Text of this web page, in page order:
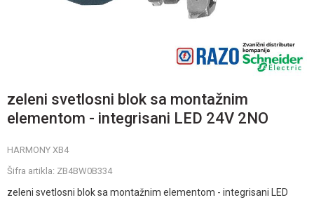
zeleni svetlosni blok sa montažnim
elementom - integrisani LED 24V 2NO
HARMONY XB4
Šifra artikla: ZB4BW0B334
zeleni svetlosni blok sa montažnim elementom - integrisani LED